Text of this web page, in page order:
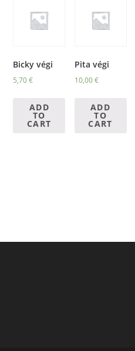
Bicky végi
5,70€
ADD
TO
CART
Pita végi
10,00€
ADD
TO
CART